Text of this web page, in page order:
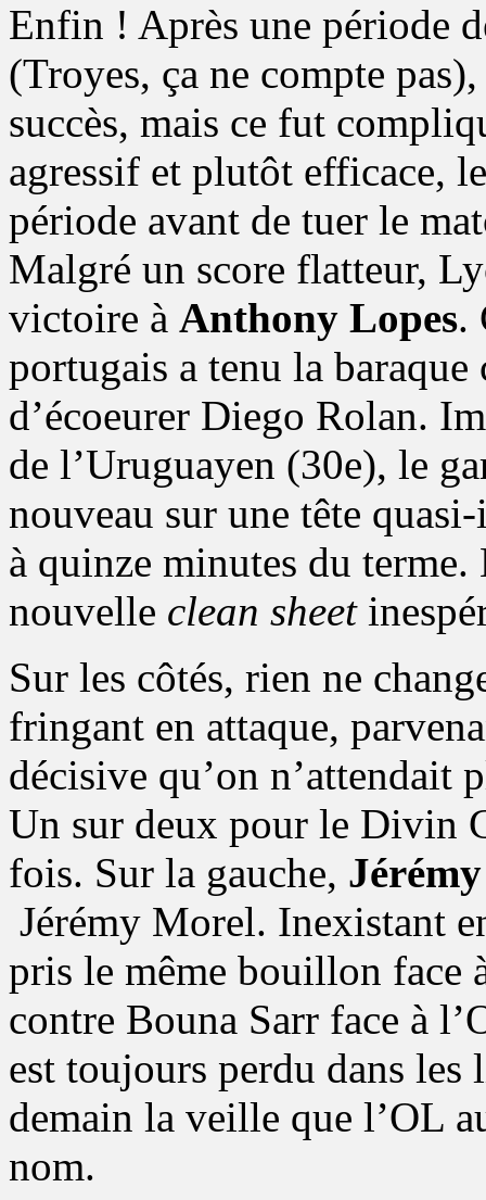
Enfin ! Après une période
(Troyes, ça ne compte
succès, mais ce fut
agressif et plutôt efficace,
période avant de tuer le
Malgré un score flatteur,
victoire à Anthony Lopes.
portugais a tenu la
d’écoeurer Diego Rolan.
de l’Uruguayen (30e), le
nouveau sur une tête
à quinze minutes du terme.
nouvelle clean sheet
Sur les côtés, rien ne
fringant en attaque,
décisive qu’on n’attendait
Un sur deux pour le Divin
fois. Sur la gauche,
Jérémy Morel. Inexistant
pris le même bouillon face
contre Bouna Sarr face à
est toujours perdu dans les
demain la veille que l’OL
nom.